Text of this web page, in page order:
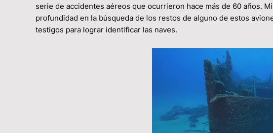
serie de accidentes aéreos que ocurrieron hace más de 60 años.
profundidad en la búsqueda de los restos de alguno de estos
testigos para lograr identificar las naves.